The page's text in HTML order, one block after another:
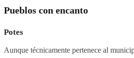
Pueblos con encanto
Potes
Aunque técnicamente pertenece al